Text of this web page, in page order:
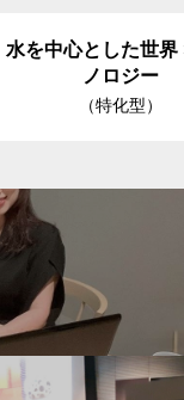
水を中心とした世界
ノロジー
（特化型）